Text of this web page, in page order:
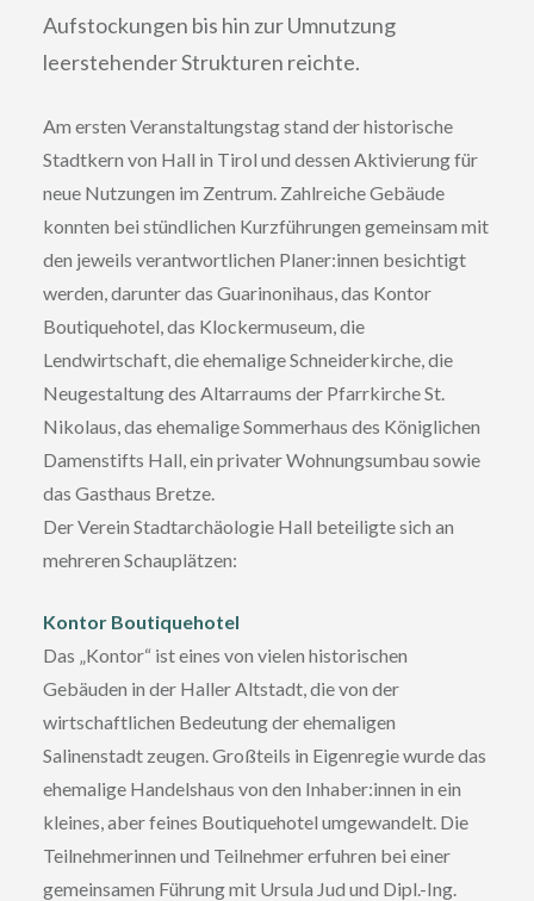
Aufstockungen bis hin zur Umnutzung
leerstehender Strukturen reichte.
Am ersten Veranstaltungstag stand der historische
Stadtkern von Hall in Tirol und dessen Aktivierung für
neue Nutzungen im Zentrum. Zahlreiche Gebäude
konnten bei stündlichen Kurzführungen gemeinsam mit
den jeweils verantwortlichen Planer:innen besichtigt
werden, darunter das Guarinonihaus, das Kontor
Boutiquehotel, das Klockermuseum, die
Lendwirtschaft, die ehemalige Schneiderkirche, die
Neugestaltung des Altarraums der Pfarrkirche St.
Nikolaus, das ehemalige Sommerhaus des Königlichen
Damenstifts Hall, ein privater Wohnungsumbau sowie
das Gasthaus Bretze.
Der Verein Stadtarchäologie Hall beteiligte sich an
mehreren Schauplätzen:
Kontor Boutiquehotel
Das „Kontor“ ist eines von vielen historischen
Gebäuden in der Haller Altstadt, die von der
wirtschaftlichen Bedeutung der ehemaligen
Salinenstadt zeugen. Großteils in Eigenregie wurde das
ehemalige Handelshaus von den Inhaber:innen in ein
kleines, aber feines Boutiquehotel umgewandelt. Die
Teilnehmerinnen und Teilnehmer erfuhren bei einer
gemeinsamen Führung mit Ursula Jud und Dipl.-Ing.